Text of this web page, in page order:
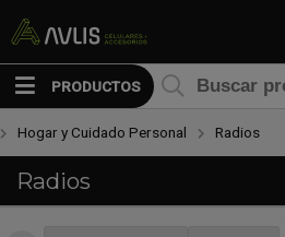
PRODUCTOS
Hogar y Cuidado Personal Radios
Radios